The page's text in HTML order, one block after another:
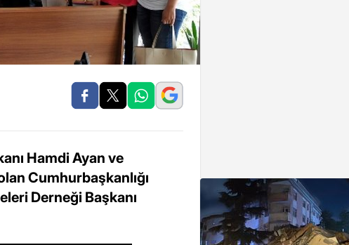
Hamdi Ayan ve
Cumhurbaşkanlığı
Derneği Başkanı